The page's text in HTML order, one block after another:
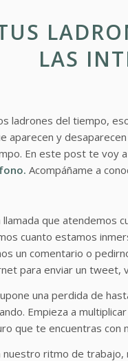
LAS
ladrones del tiempo,
y
En este post te voy
Acompáñame a
que atendemos
cuanto estamos
un comentario o
para enviar un tweet,
una perdida de
Empieza a
que te encuentras con
ritmo de